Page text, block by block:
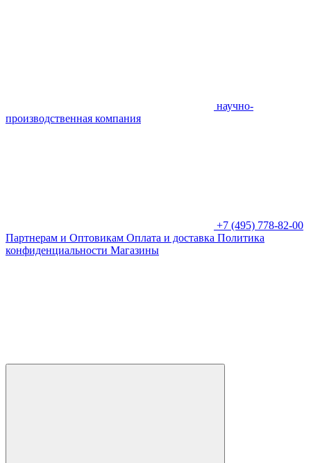
научно-
производственная компания
+7 (495) 778-82-00
Партнерам и Оптовикам Оплата и доставка Политика
конфиденциальности Магазины